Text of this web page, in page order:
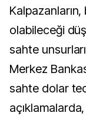
olabileceği
sahte
Merkez
sahte dolar